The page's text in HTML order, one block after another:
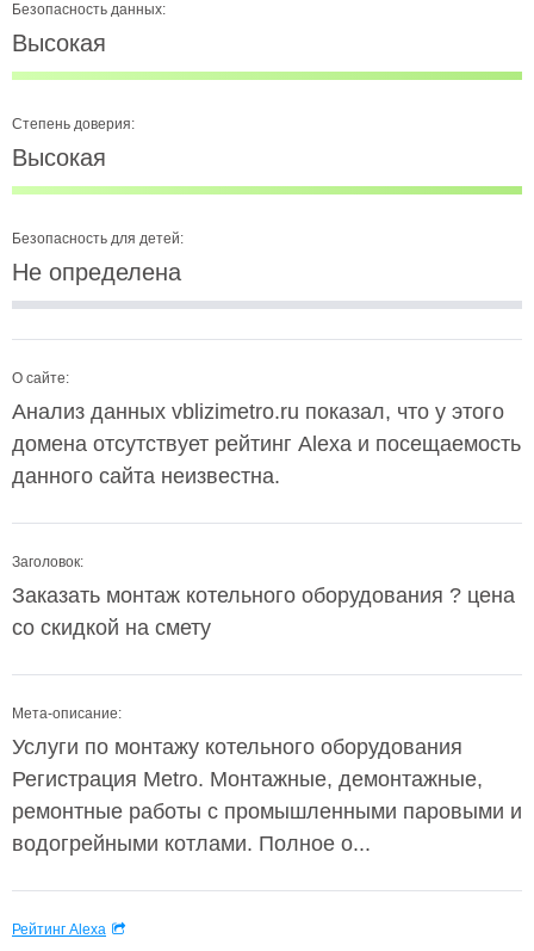
Безопасность данных:
Высокая
Степень доверия:
Высокая
Безопасность для детей:
Не определена
О сайте:
Анализ данных vblizimetro.ru показал, что у этого
домена отсутствует рейтинг Alexa и посещаемость
данного сайта неизвестна.
Заголовок:
Заказать монтаж котельного оборудования ? цена
со скидкой на смету
Мета-описание:
Услуги по монтажу котельного оборудования
Регистрация Metro. Монтажные, демонтажные,
ремонтные работы с промышленными паровыми и
водогрейными котлами. Полное о...
Рейтинг Alexa